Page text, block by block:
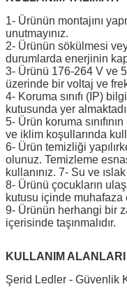
1- Ürünün montajını
unutmayınız.
2- Ürünün sökülmesi
durumlarda enerjinin
3- Ürünü 176-264 V ve
üzerinde bir voltaj ve
4- Koruma sınıfı (IP)
kutusunda yer
5- Ürün koruma
ve iklim koşullarında
6- Ürün temizliği
olunuz. Temizleme
kullanınız. 7- Su ve
8- Ürünü çocukların
kutusu içinde muhafaza
9- Ürünün herhangi bir
içerisinde taşınmalıdır.
KULLANIM ALANLARI
Şerid Ledler - Güvenlik